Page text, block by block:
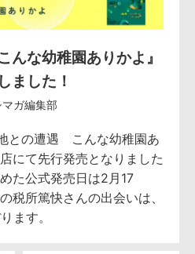
んな幼稚園ありかよ』
ました！
マガ編集部
との遭遇 こんな幼稚園あ
にて先行発売となりました
た公式発売日は2月17
税所篤快さんの出会いは、
ます。